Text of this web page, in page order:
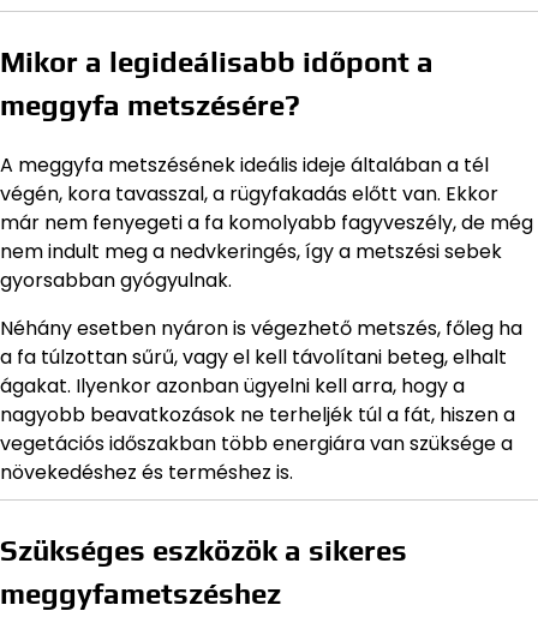
Mikor a legideálisabb időpont a
meggyfa metszésére?
A meggyfa metszésének ideális ideje általában a tél
végén, kora tavasszal, a rügyfakadás előtt van. Ekkor
már nem fenyegeti a fa komolyabb fagyveszély, de még
nem indult meg a nedvkeringés, így a metszési sebek
gyorsabban gyógyulnak.
Néhány esetben nyáron is végezhető metszés, főleg ha
a fa túlzottan sűrű, vagy el kell távolítani beteg, elhalt
ágakat. Ilyenkor azonban ügyelni kell arra, hogy a
nagyobb beavatkozások ne terheljék túl a fát, hiszen a
vegetációs időszakban több energiára van szüksége a
növekedéshez és terméshez is.
Szükséges eszközök a sikeres
meggyfametszéshez